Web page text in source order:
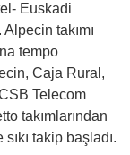
Euskadi
takımı
tempo
Caja Rural,
Telecom
takımlarından
takip başladı.